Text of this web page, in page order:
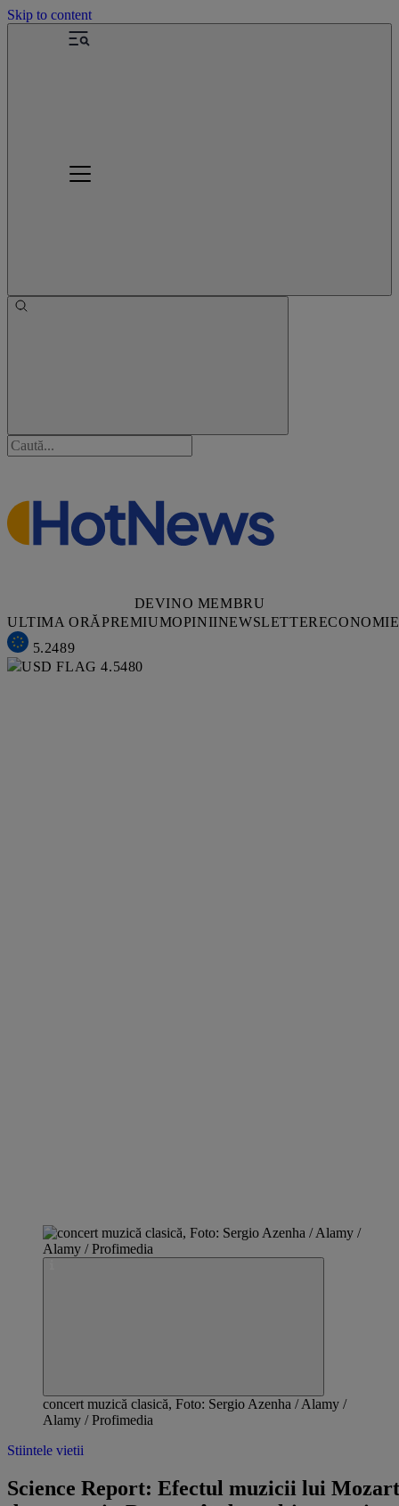
Skip to content
DEVINO MEMBRU
ULTIMA ORĂPREMIUMOPINIINEWSLETTERECONOMIE
5.2489
4.5480
concert muzică clasică, Foto: Sergio Azenha / Alamy /
Alamy / Profimedia
Stiintele vietii
Science Report: Efectul muzicii lui